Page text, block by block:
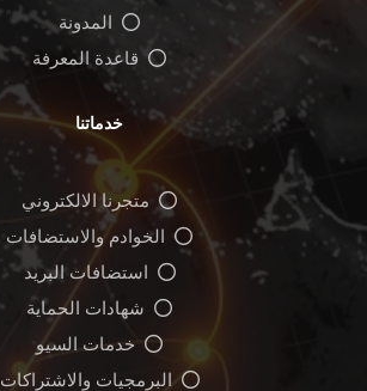
المدونة
قاعدة المعرفة
خدماتنا
متجرنا الالكتروني
الخوادم والاستضافات
استضافات البريد
شهادات الحماية
خدمات السيو
البرمجيات والاشتراكات